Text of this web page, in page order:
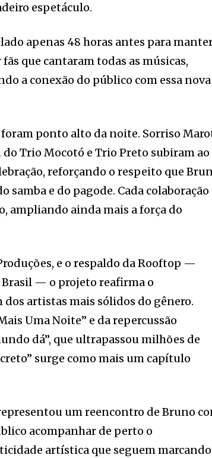
espetáculo.
apenas 48 horas antes para
que cantaram todas as músicas,
a conexão do público com essa nova
ponto alto da noite. Sorriso
Trio Mocotó e Trio Preto subiram ao
reforçando o respeito que
e do pagode. Cada colaboração
ampliando ainda mais a força do
e o respaldo da Rooftop —
Brasil — o projeto reafirma o
artistas mais sólidos do gênero.
Uma Noite” e da repercussão
dá”, que ultrapassou milhões de
surge como mais um capítulo
um reencontro de Bruno
acompanhar de perto o
artística que seguem marcando